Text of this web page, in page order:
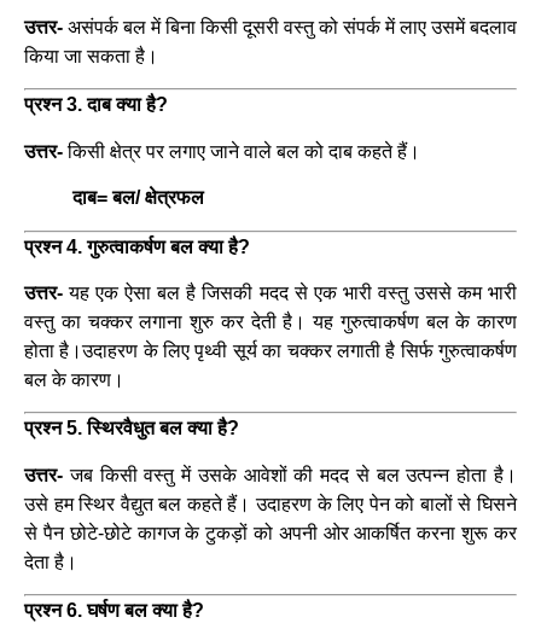
उत्तर- असंपर्क बल में बिना किसी दूसरी वस्तु को संपर्क में लाए उसमें बदलाव
किया जा सकता है।
प्रश्न 3. दाब क्या है?
उत्तर-किसी क्षेत्र पर लगाए जाने वाले बल को दाब कहते हैं।
दाब= बल/ क्षेत्रफल
प्रश्न 4. गुरुत्वाकर्षण बल क्या है?
उत्तर-यह एक ऐसा बल है जिसकी मदद से एक भारी वस्तु उससे कम भारी
वस्तु का चक्कर लगाना शुरु कर देती है। यह गुरुत्वाकर्षण बल के कारण
होता है।उदाहरण के लिए पृथ्वी सूर्य का चक्कर लगाती है सिर्फ गुरुत्वाकर्षण
बल के कारण।
प्रश्न 5. स्थिरवैधुत बल क्या है?
उत्तर-जब किसी वस्तु में उसके आवेशों की मदद से बल उत्पन्न होता है।
उसे हम स्थिर वैद्युत बल कहते हैं। उदाहरण के लिए पेन को बालों से घिसने
से पैन छोटे-छोटे कागज के टुकड़ों को अपनी ओर आकर्षित करना शुरू कर
देता है।
प्रश्न 6. घर्षण बल क्या है?